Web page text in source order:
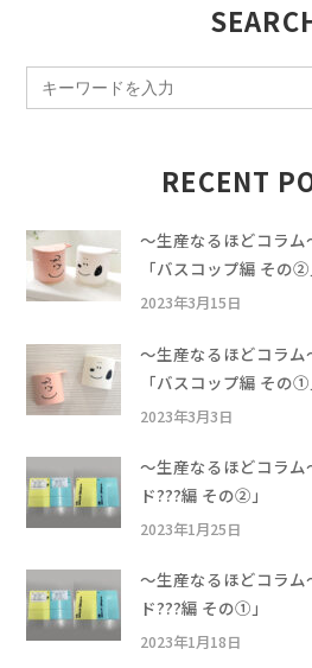
Search
for:
RECENT
〜生産なるほどコラ
「バスコップ編 その②
2023年3月15日
〜生産なるほどコラ
「バスコップ編 その①
2023年3月3日
〜生産なるほどコラ
ド???編 その②」
2023年1月25日
〜生産なるほどコラ
ド???編 その①」
2023年1月18日